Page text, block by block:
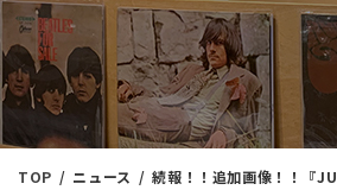
TOP ニュース 続報！！追加画像！！『JUDGMENT! RECORDS 1st anniversary ジャズ廃盤マラソン放出』好評開催中！！